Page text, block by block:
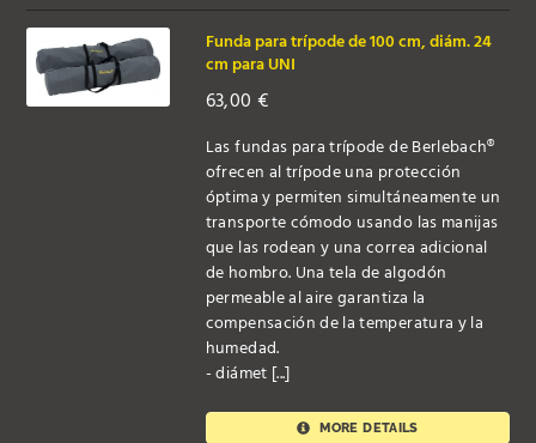
Funda para trípode de 100 cm, diám. 24
cm para UNI
63,00 €
Las fundas para trípode de Berlebach®
ofrecen al trípode una protección
óptima y permiten simultáneamente un
transporte cómodo usando las manijas
que las rodean y una correa adicional
de hombro. Una tela de algodón
permeable al aire garantiza la
compensación de la temperatura y la
humedad.
- diámet [...]
MORE DETAILS